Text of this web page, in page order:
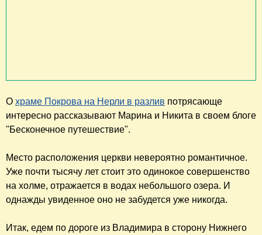
О храме Покрова на Нерли в разлив потрясающе
интересно рассказывают Марина и Никита в своем блоге
"Бесконечное путешествие".
Место расположения церкви невероятно романтичное.
Уже почти тысячу лет стоит это одинокое совершенство
на холме, отражается в водах небольшого озера. И
однажды увиденное оно не забудется уже никогда.
Итак, едем по дороге из Владимира в сторону Нижнего